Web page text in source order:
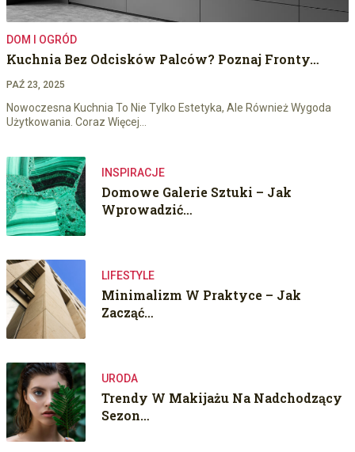
DOM I OGRÓD
Kuchnia Bez Odcisków Palców? Poznaj Fronty…
PAŹ 23, 2025
Nowoczesna Kuchnia To Nie Tylko Estetyka, Ale Również Wygoda
Użytkowania. Coraz Więcej…
INSPIRACJE
Domowe Galerie Sztuki – Jak
Wprowadzić…
LIFESTYLE
Minimalizm W Praktyce – Jak
Zacząć…
URODA
Trendy W Makijażu Na Nadchodzący
Sezon…